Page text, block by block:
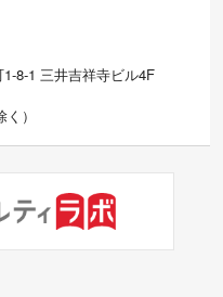
8-1 三井吉祥寺ビル4F
）